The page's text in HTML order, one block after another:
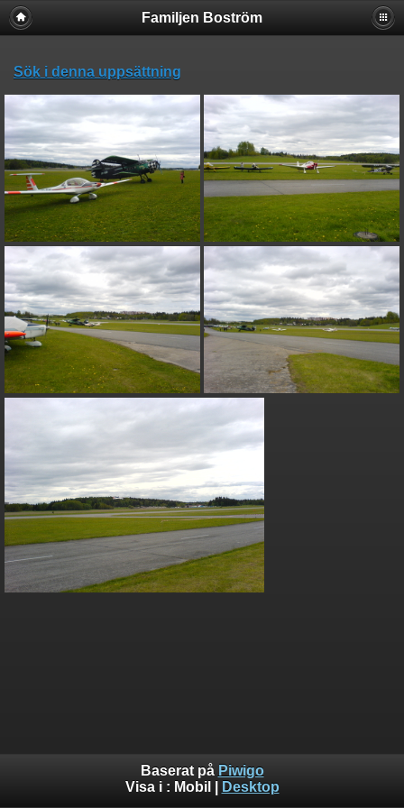
Familjen Boström
Sök i denna uppsättning
Baserat på Piwigo
Visa i : Mobil Desktop